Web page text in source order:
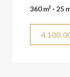
360 m² · 25